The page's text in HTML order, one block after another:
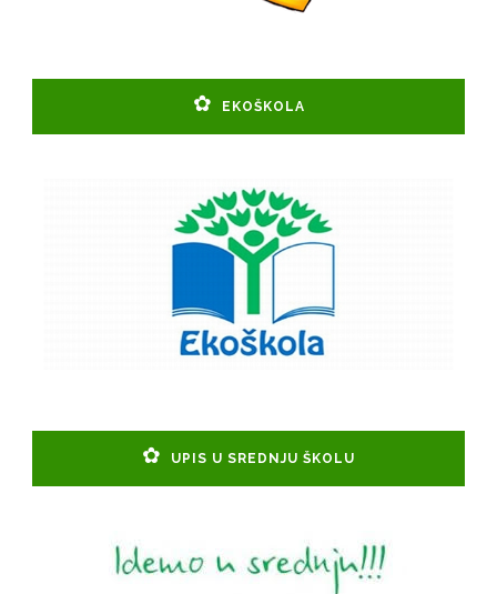
EKOŠKOLA
UPIS U SREDNJU ŠKOLU